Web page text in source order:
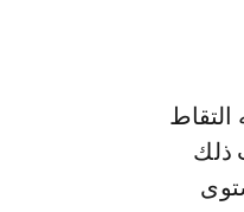
ذلك